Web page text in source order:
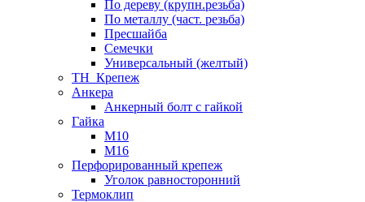
По дереву (крупн.резьба)
По металлу (част. резьба)
Пресшайба
Семечки
Универсальный (желтый)
ТН_Крепеж
Анкера
Анкерный болт с гайкой
Гайка
М10
М16
Перфорированный крепеж
Уголок равносторонний
Термоклип